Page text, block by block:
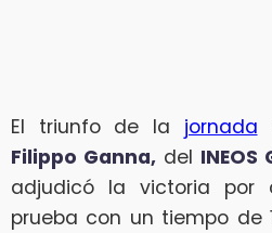
El triunfo de la jornada
Filippo Ganna, del
adjudicó la victoria por
prueba con un tiempo de